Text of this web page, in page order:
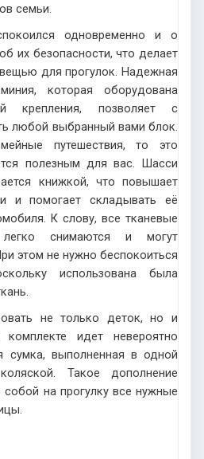
семьи.
одновременно и о
их безопасности, что делает
для прогулок. Надежная
которая оборудована
крепления, позволяет с
любой выбранный вами блок.
путешествия, то это
полезным для вас. Шасси
книжкой, что повышает
и помогает складывать её
К слову, все тканевые
снимаются и могут
этом не нужно беспокоиться
использована была
не только деток, но и
идет невероятно
сумка, выполненная в одной
Такое дополнение
собой на прогулку все нужные